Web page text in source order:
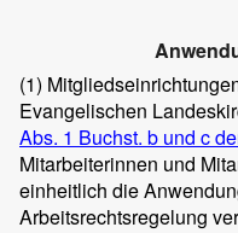
(1)
Evangelischen
Abs. 1 Buchst. b und c
Mitarbeiterinnen und
einheitlich die
Arbeitsrechtsregelung